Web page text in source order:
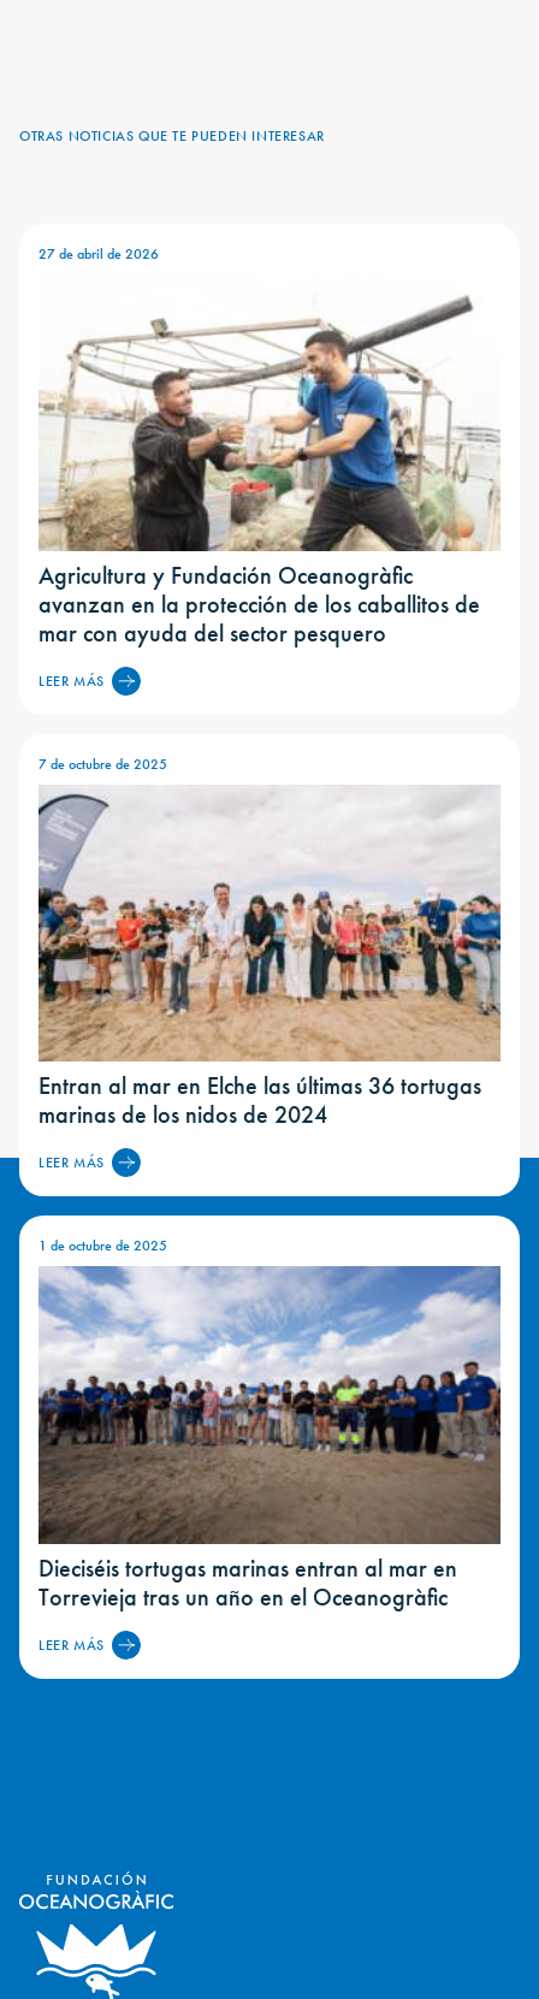
OTRAS NOTICIAS QUE TE PUEDEN INTERESAR
27 de abril de 2026
Agricultura y Fundación Oceanogràfic
avanzan en la protección de los caballitos de
mar con ayuda del sector pesquero
LEER MÁS
7 de octubre de 2025
Entran al mar en Elche las últimas 36 tortugas
marinas de los nidos de 2024
LEER MÁS
1 de octubre de 2025
Dieciséis tortugas marinas entran al mar en
Torrevieja tras un año en el Oceanogràfic
LEER MÁS